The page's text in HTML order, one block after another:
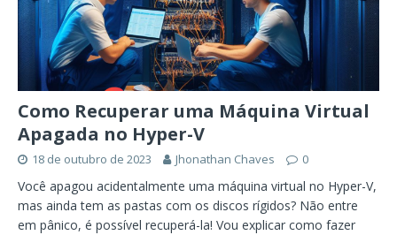
Como Recuperar uma Máquina Virtual
Apagada no Hyper-V
18 de outubro de 2023 Jhonathan Chaves 0
Você apagou acidentalmente uma máquina virtual no Hyper-V,
mas ainda tem as pastas com os discos rígidos? Não entre
em pânico, é possível recuperá-la! Vou explicar como fazer